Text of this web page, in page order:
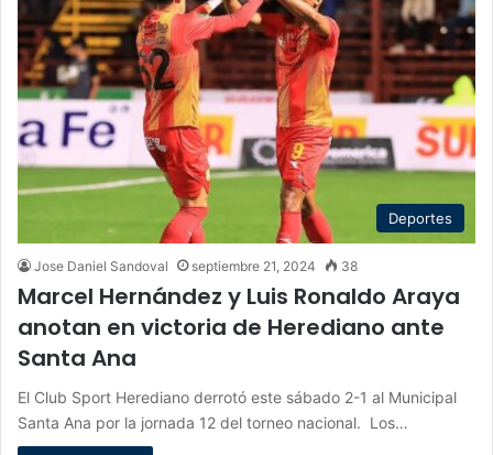
Deportes
Jose Daniel Sandoval septiembre 21, 2024 38
Marcel Hernández y Luis Ronaldo Araya
anotan en victoria de Herediano ante
Santa Ana
El Club Sport Herediano derrotó este sábado 2-1 al Municipal
Santa Ana por la jornada 12 del torneo nacional. Los…